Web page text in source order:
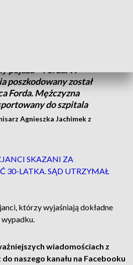
pojazd – Forda. W
poszkodowany został
Forda. Mężczyzna
do szpitala
Agnieszka Jachimek z
SKAZANI ZA
30-LATKA. SĄD UTRZYMAŁ
którzy wyjaśniają dokładne
wiadomościach z
naszego kanału na Facebooku